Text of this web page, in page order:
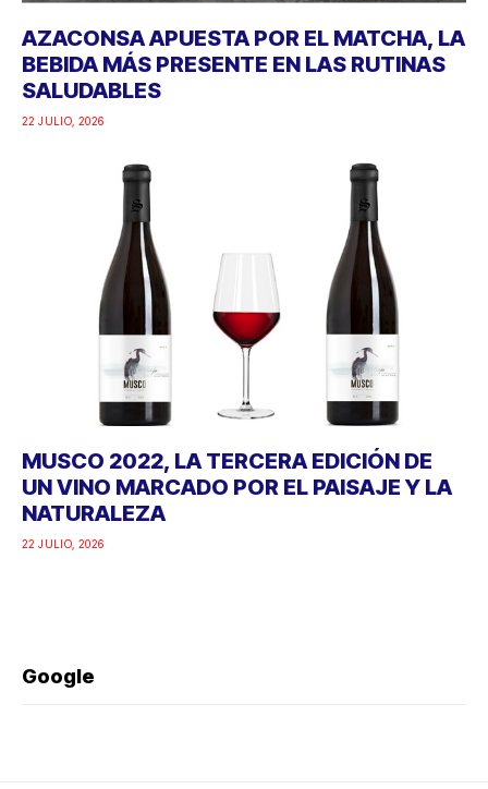
AZACONSA APUESTA POR EL MATCHA, LA
BEBIDA MÁS PRESENTE EN LAS RUTINAS
SALUDABLES
22 JULIO, 2026
MUSCO 2022, LA TERCERA EDICIÓN DE
UN VINO MARCADO POR EL PAISAJE Y LA
NATURALEZA
22 JULIO, 2026
Google